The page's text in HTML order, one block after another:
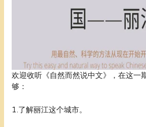
欢迎收听《自然而然说中文》，在这一
够：
1.了解丽江这个城市。